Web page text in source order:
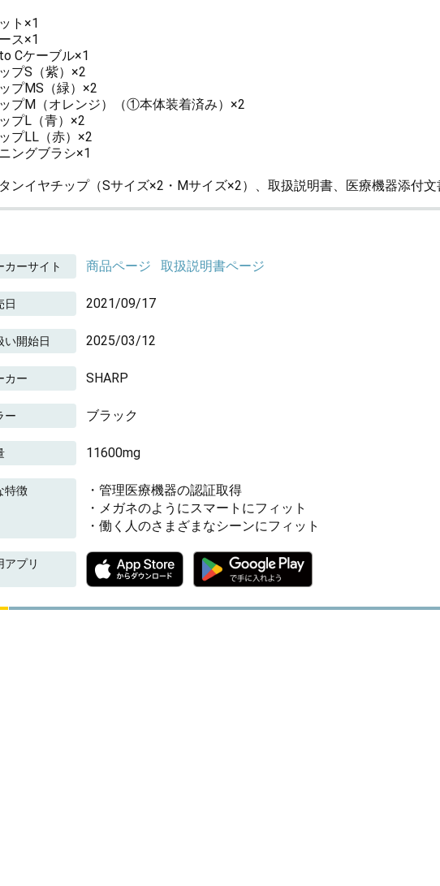
ト×1
ス×1
Cケーブル×1
プS（紫）×2
プMS（緑）×2
プM（オレンジ）（①本体装着済み）×2
プL（青）×2
プLL（赤）×2
ングブラシ×1
ンイヤチップ（Sサイズ×2・Mサイズ×2）、取扱説明書、医療機器添付
カーサイト 商品ページ 取扱説明書ページ
日 2021/09/17
い開始日 2025/03/12
カー SHARP
ー ブラック
11600mg
特徴
・管理医療機器の認証取得
・メガネのようにスマートにフィット
・働く人のさまざまなシーンにフィット
アプリ